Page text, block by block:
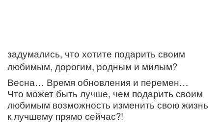
задумались, что хотите подарить своим
любимым, дорогим, родным и милым?
Весна… Время обновления и перемен…
Что может быть лучше, чем подарить своим
любимым возможность изменить свою жизнь
к лучшему прямо сейчас?!